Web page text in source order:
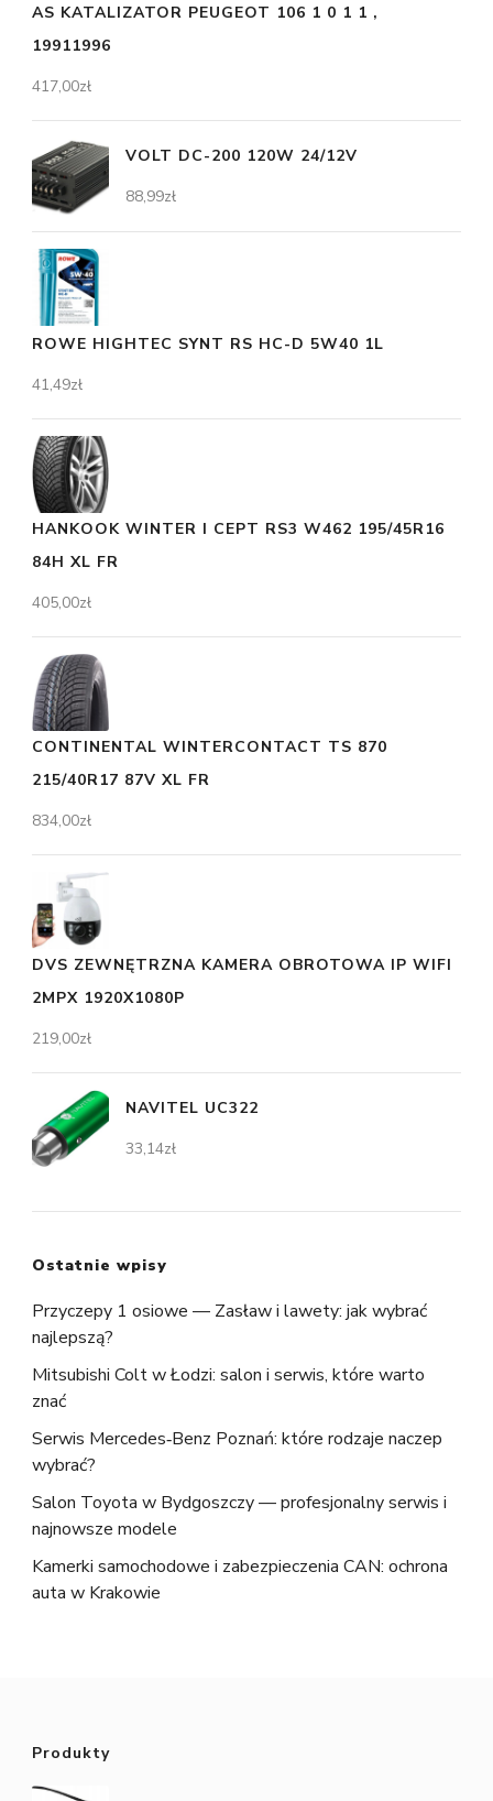
AS KATALIZATOR PEUGEOT 106 1 0 1 1 ,
19911996
417,00zł
VOLT DC-200 120W 24/12V
88,99zł
ROWE HIGHTEC SYNT RS HC-D 5W40 1L
41,49zł
HANKOOK WINTER I CEPT RS3 W462 195/45R16
84H XL FR
405,00zł
CONTINENTAL WINTERCONTACT TS 870
215/40R17 87V XL FR
834,00zł
DVS ZEWNĘTRZNA KAMERA OBROTOWA IP WIFI
2MPX 1920X1080P
219,00zł
NAVITEL UC322
33,14zł
Ostatnie wpisy
Przyczepy 1 osiowe — Zasław i lawety: jak wybrać
najlepszą?
Mitsubishi Colt w Łodzi: salon i serwis, które warto
znać
Serwis Mercedes‑Benz Poznań: które rodzaje naczep
wybrać?
Salon Toyota w Bydgoszczy — profesjonalny serwis i
najnowsze modele
Kamerki samochodowe i zabezpieczenia CAN: ochrona
auta w Krakowie
Produkty